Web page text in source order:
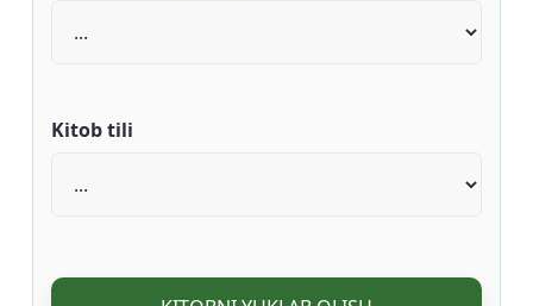
Kitob tili